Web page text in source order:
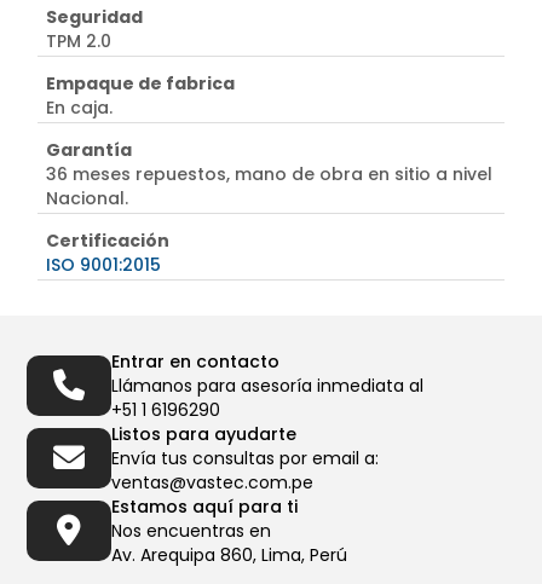
Seguridad
TPM 2.0
Empaque de fabrica
En caja.
Garantía
36 meses repuestos, mano de obra en sitio a nivel
Nacional.
Certificación
ISO 9001:2015
Entrar en contacto
Llámanos para asesoría inmediata al
+51 1 6196290
Listos para ayudarte
Envía tus consultas por email a:
ventas@vastec.com.pe
Estamos aquí para ti
Nos encuentras en
Av. Arequipa 860, Lima, Perú